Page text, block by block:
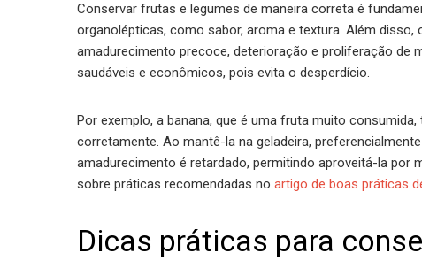
Conservar frutas e legumes de maneira correta é
organolépticas, como sabor, aroma e textura. Além
amadurecimento precoce, deterioração e proliferação de
saudáveis e econômicos, pois evita o desperdício.
Por exemplo, a banana, que é uma fruta muito
corretamente. Ao mantê-la na geladeira,
amadurecimento é retardado, permitindo aproveitá-la por
sobre práticas recomendadas no artigo de boas práticas
Dicas práticas para